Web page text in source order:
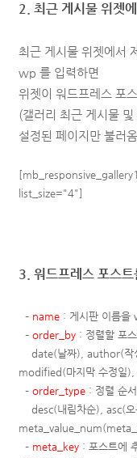
2. 최근 게시물 위젯
최근 게시물 위젯에서
wp 를 입력하면
위젯이 워드프레스 포
(갤러리 최근 게시물
설정된 페이지만 불러
list_size="4"]
3. 워드프레스 포스
– name : 게시판 이름을
– order_by : 정렬할 포
date(날짜), author(작
modified(마지막 수정일
– order_type : 정렬 순
desc(내림차순), asc(오
meta_value_num(
– meta_key : 포스트에